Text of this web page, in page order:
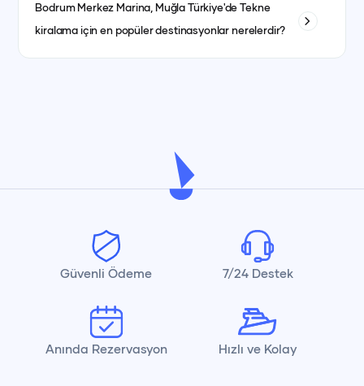
teknelerde fiyat ayrı olabilmektedir. her teknenin ilan detay
kısmında görebilirsiniz.
Bodrum Merkez Marina, MuğlaTürkiye'de Tekne
kiralama için en popüler destinasyonlar nerelerdir?
Güvenli Ödeme 7/24 Destek
Anında Rezervasyon Hızlı ve Kolay